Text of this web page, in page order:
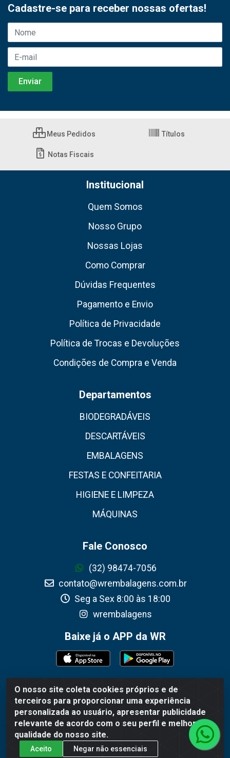
O nosso site coleta cookies próprios e de
terceiros para proporcionar uma experiência
personalizada ao usuário, apresentar publicidade
relevante de acordo com o seu perfil e melhorar a
qualidade do nosso site.
Aceito Negar não essenciais
Cadastre-se para receber nossas ofertas!
Meus Pedidos Títulos
Notas Fiscais
Institucional
Quem Somos
Nosso Grupo
Nossas Lojas
Como Comprar
Dúvidas Frequentes
Pagamento e Envio
Política de Privacidade
Política de Trocas e Devoluções
Condições de Compra e Venda
Departamentos
BIODEGRADÁVEIS
DESCARTÁVEIS
EMBALAGENS
FESTAS E CONFEITARIA
HIGIENE E LIMPEZA
MÁQUINAS
Fale Conosco
(32) 98474-7056
contato@wrembalagens.com.br
Seg a Sex 8:00 às 18:00
wrembalagens
Baixe já o APP da WR
WR Embalagens - R. Cel. Teodoro Gomes de Araújo, 1360 -
Grogotó - Barbacena / MG - CEP 36202-628 - CNPJ
02.692.206/0001-55